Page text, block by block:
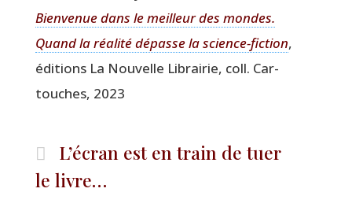
Bien­ve­nue dans le meilleur des mondes.
Quand la réa­li­té dépasse la science-fic­tion,
édi­tions La Nou­velle Librai­rie, coll. Car­
touches, 2023
L’écran est en train de tuer
le livre…